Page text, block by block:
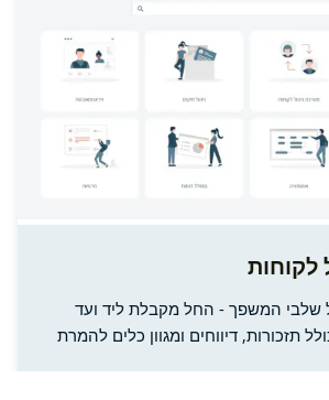
לקוחות
המשפך - החל מקבלת ליד ועד
תזכורות, דיווחים ומגוון כלים להמרת